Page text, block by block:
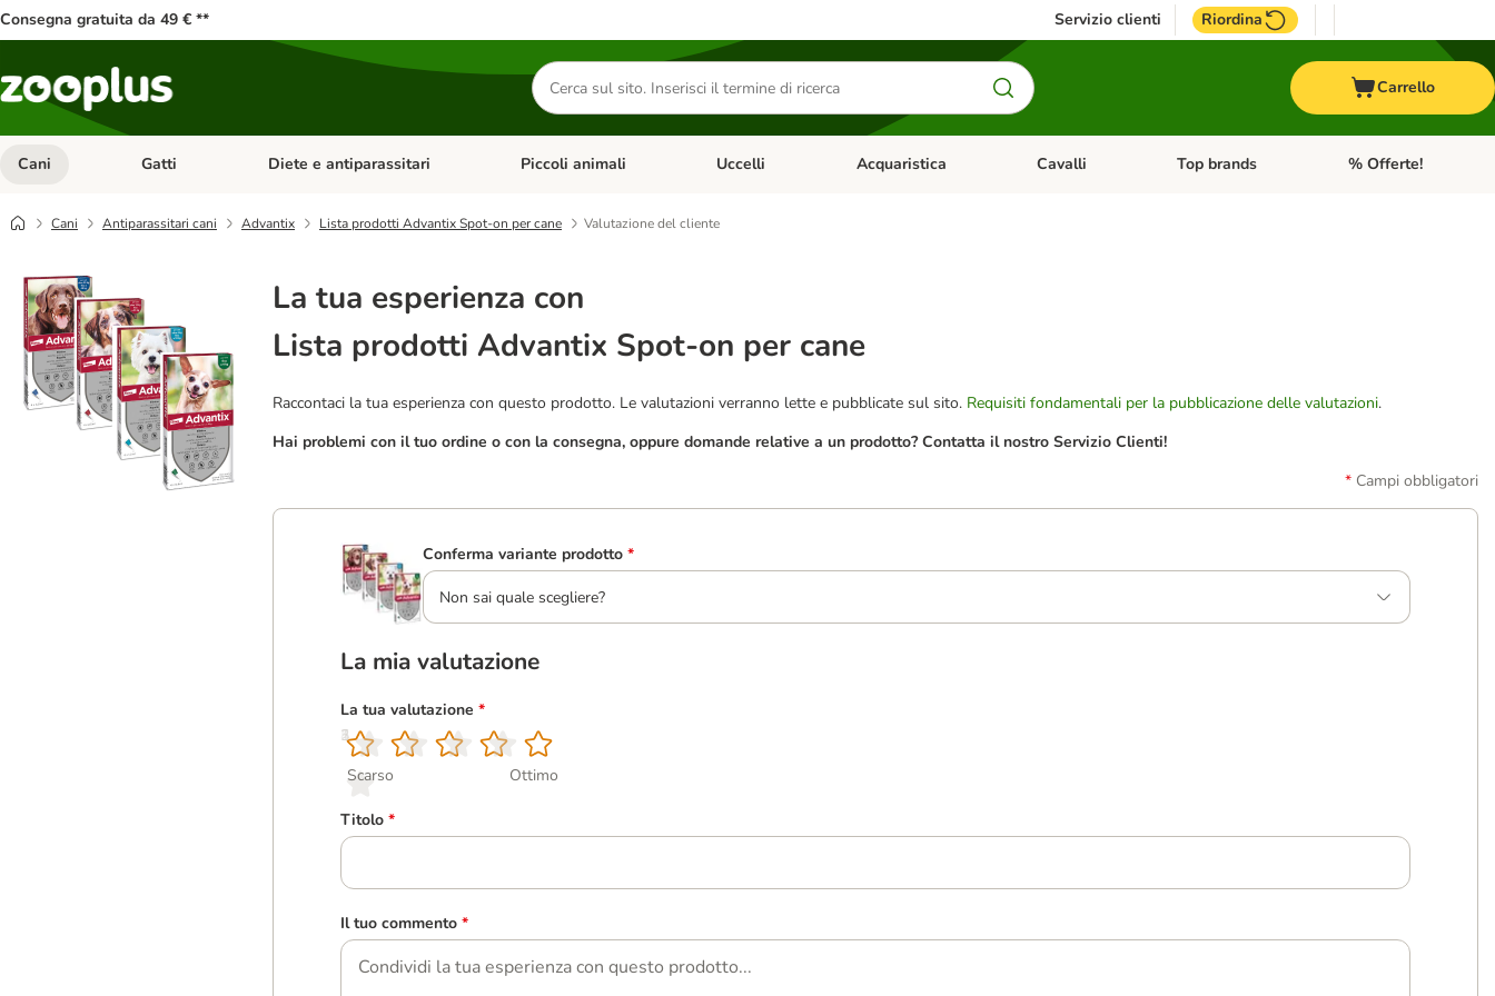
Consegna gratuita da 49 € ** Servizio clienti Riordina
Cerca
prodotti
Carrello
Cani Apri Menu Categoria: Cani
Gatti Apri Menu Categoria: Gatti
Diete e antiparassitari Apri Menu Categoria: Diete e antiparassitari
Piccoli animali Apri Menu Categoria: Piccoli animali
Uccelli Apri Menu Categoria: Uccelli
Acquaristica Apri Menu Categoria: Acquaristica
Cavalli Apri Menu Categoria: Cavalli
Top brands Apri Menu Categoria:
% Offerte!
Cani Antiparassitari cani Advantix Lista prodotti Advantix Spot-on per cane Valutazione del cliente
La tua esperienza con
Lista prodotti Advantix Spot-on per cane
Raccontaci la tua esperienza con questo prodotto. Le valutazioni verranno lette e pubblicate sul sito. Requisiti fondamentali per la pubblicazione delle valutazioni.
Hai problemi con il tuo ordine o con la consegna, oppure domande relative a un prodotto? Contatta il nostro Servizio Clienti!
Campi obbligatori
Conferma variante prodotto *
Non sai quale scegliere?
La mia valutazione
La tua valutazione *
1
Scarso
2
3
4
5
Ottimo
Titolo *
Il tuo commento *